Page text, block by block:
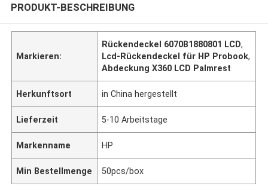
PRODUKT-BESCHREIBUNG
Markieren:
Rückendeckel 6070B1880801 LCD,
Lcd-Rückendeckel für HP Probook,
Abdeckung X360 LCD Palmrest
Herkunftsort in China hergestellt
Lieferzeit 5-10 Arbeitstage
Markenname HP
Min Bestellmenge 50pcs/box